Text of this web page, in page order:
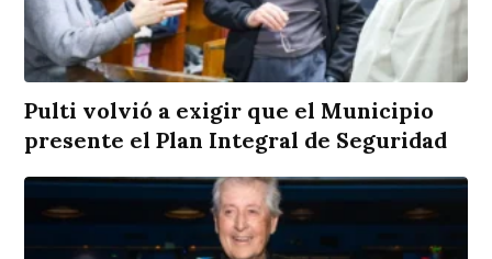
Pulti volvió a exigir que el Municipio
presente el Plan Integral de Seguridad